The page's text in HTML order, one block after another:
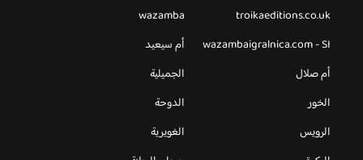
troikaeditions.co.uk
wazamba
wazambaigralnica.com - SI
أم سيعيد
أم صلال
الجميلية
الخور
الدوحة
الرويس
الغويرية